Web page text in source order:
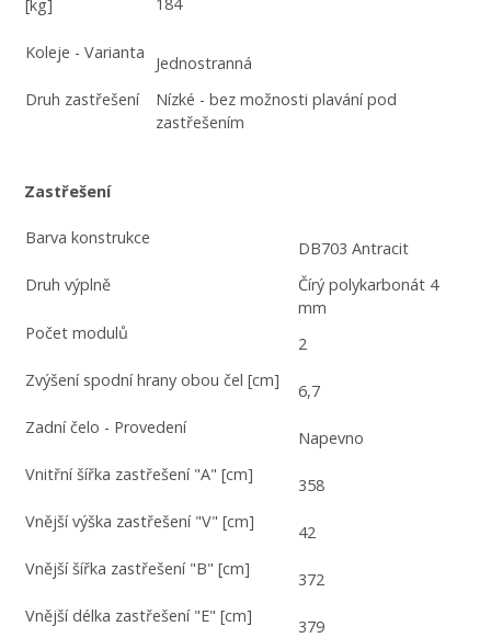
[kg]
Koleje - Varianta
Jednostranná
Druh zastřešení
Nízké - bez možnosti plavání pod
zastřešením
Zastřešení
Barva konstrukce
DB703 Antracit
Druh výplně
Čírý polykarbonát 4
mm
Počet modulů
2
Zvýšení spodní hrany obou čel [cm]
6,7
Zadní čelo - Provedení
Napevno
Vnitřní šířka zastřešení "A" [cm]
358
Vnější výška zastřešení "V" [cm]
42
Vnější šířka zastřešení "B" [cm]
372
Vnější délka zastřešení "E" [cm]
379